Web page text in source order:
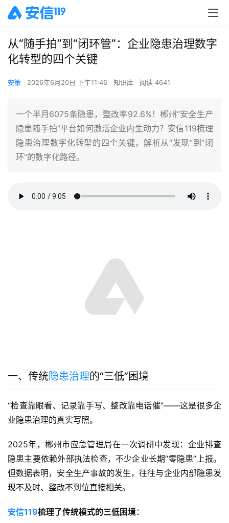
从“随手拍”到“闭环管”：企业隐患治理数字
化转型的四个关键
安策 2026年6月20日 下午11:46 知识库 阅读 4641
一个半月6075条隐患，整改率92.6%！郴州“安全生产
隐患随手拍”平台如何激活企业内生动力？安信119梳理
隐患治理数字化转型的四个关键，解析从“发现”到“闭
环”的数字化路径。
一、传统隐患治理的“三低”困境
“检查靠眼看、记录靠手写、整改靠电话催”——这是很多企
业隐患治理的真实写照。
2025年，郴州市应急管理局在一次调研中发现：企业排查
隐患主要依赖外部执法检查，不少企业长期“零隐患”上报。
但数据表明，安全生产事故的发生，往往与企业内部隐患发
现不及时、整改不到位直接相关。
安信119梳理了传统模式的三低困境 ：